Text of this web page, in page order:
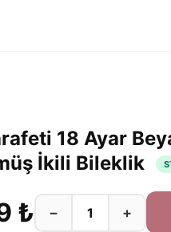
18 Ayar
İkili Bileklik
₺ − +